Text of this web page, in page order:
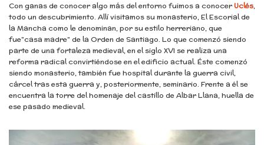
Con ganas de conocer algo más del entorno fuimos a conocerUclés,
todo un descubrimiento. Allí visitamos su monasterio, El Escorial de
la Mancha como le denominan, por su estilo herreriano, que
fue”casa madre” de la Orden de Santiago. Lo que comenzó siendo
parte de una fortaleza medieval, en el siglo XVI se realiza una
reforma radical convirtiéndose en el edificio actual. Éste comenzó
siendo monasterio, también fue hospital durante la guerra civil,
cárcel tras esta guerra y, posteriormente, seminario. Frente a él se
encuentra la torre del homenaje del castillo de Albar Llana, huella de
ese pasado medieval.